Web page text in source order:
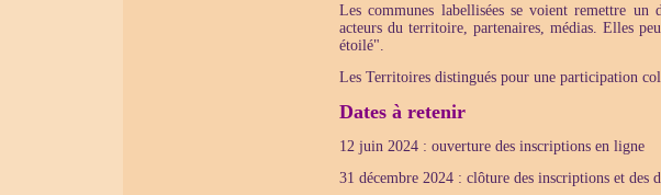
Les communes labellisées se voient remettre
acteurs du territoire, partenaires, médias. Elles
étoilé".
Les Territoires distingués pour une participation
Dates à retenir
12 juin 2024 : ouverture des inscriptions en ligne
31 décembre 2024 : clôture des inscriptions et des